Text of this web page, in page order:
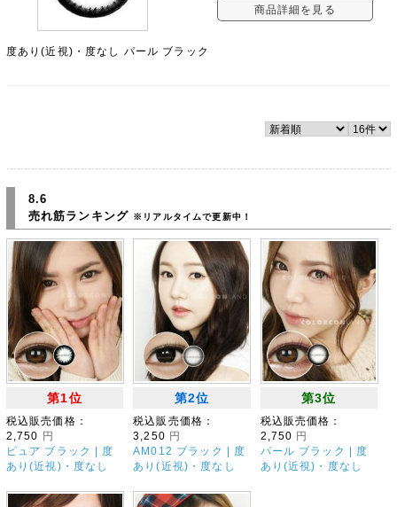
商品詳細を見る
度あり(近視)・度なし パール ブラック
8.6
売れ筋ランキング ※リアルタイムで更新中！
第1位
税込販売価格：
2,750 円
ピュア ブラック | 度
あり(近視)・度なし
第2位
税込販売価格：
3,250 円
AM012 ブラック | 度
あり(近視)・度なし
第3位
税込販売価格：
2,750 円
パール ブラック | 度
あり(近視)・度なし